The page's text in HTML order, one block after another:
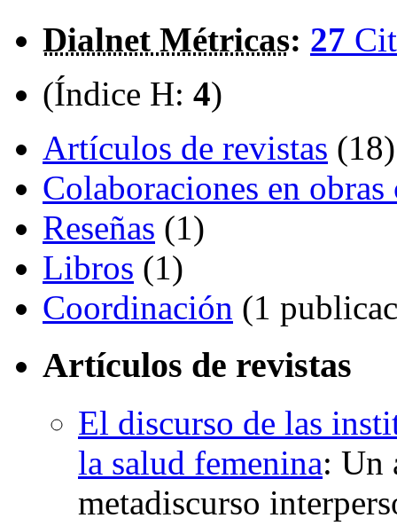
Dialnet Métricas: 27
(Índice H: 4)
Artículos de revistas (18)
Colaboraciones en
Reseñas (1)
Libros (1)
Coordinación (1
Artículos de revistas
El discurso de las
la salud femenina: Un
metadiscurso